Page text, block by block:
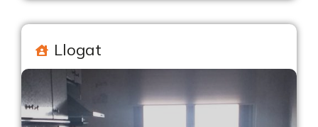
Llogat